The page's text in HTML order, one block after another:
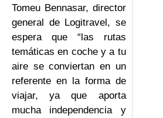
Tomeu Bennasar, director
general de Logitravel, se
espera que “las rutas
temáticas en coche y a tu
aire se conviertan en un
referente en la forma de
viajar, ya que aporta
mucha independencia y